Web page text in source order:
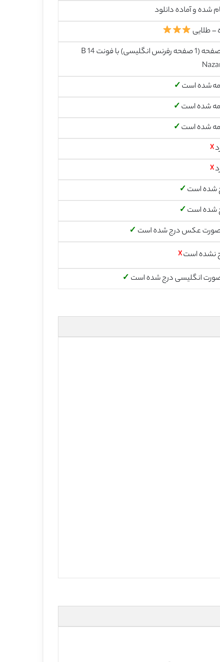
شده و آماده دانلود
– طلایی
14 صفحه (1 صفحه رفرنس انگلیسی) با فونت 14 B
شده است ✓
شده است ✓
شده است ✓
☓
☓
شده است ✓
شده است ✓
عکس درج شده است ✓
نشده است☓
انگلیسی درج شده است ✓